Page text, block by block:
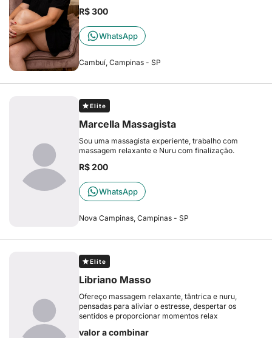
R$ 300
WhatsApp
Cambuí, Campinas - SP
Elite
Marcella Massagista
Sou uma massagista experiente, trabalho com
massagem relaxante e Nuru com finalização.
R$ 200
WhatsApp
Nova Campinas, Campinas - SP
Elite
Libriano Masso
Ofereço massagem relaxante, tântrica e nuru,
pensadas para aliviar o estresse, despertar os
sentidos e proporcionar momentos relax
valor a combinar